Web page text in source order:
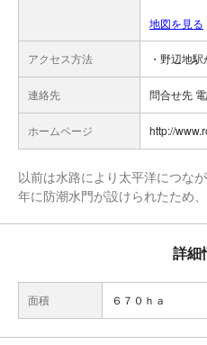
地図を見る
アクセス方法 ・野辺地
連絡先 問合せ先
ホームページ http://
以前は水路により太平洋につな
年に防潮水門が設けられたため
詳細
面積 ６７０ｈａ